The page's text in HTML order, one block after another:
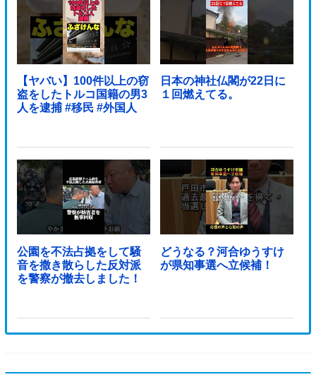
【ヤバい】100件以上の窃
盗をしたトルコ国籍の男3
人を逮捕 #移民 #外国人
日本の神社仏閣が22日に
１回燃えてる。
公園を不法占拠をして騒
音を撒き散らした反対派
を警察が撤去しました！
どうなる？河合ゆうすけ
が県知事選へ立候補！